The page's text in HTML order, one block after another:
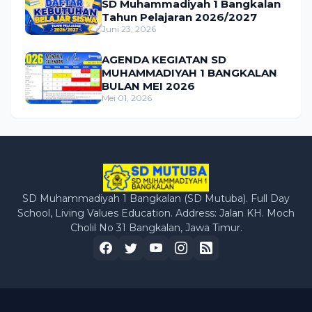
SD Muhammadiyah 1 Bangkalan
Tahun Pelajaran 2026/2027
Juni 23, 2026
AGENDA KEGIATAN SD
MUHAMMADIYAH 1 BANGKALAN
BULAN MEI 2026
Mei 01, 2026
SD Muhammadiyah 1 Bangkalan (SD Mutuba). Full Day
School, Living Values Education. Address: Jalan KH. Moch
Cholil No 31 Bangkalan, Jawa Timur.